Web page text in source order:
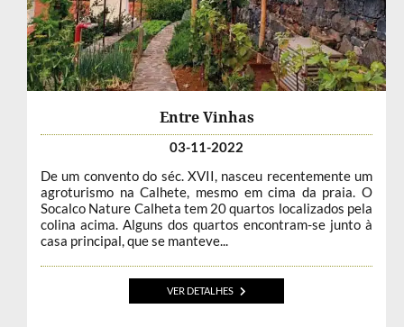
Entre Vinhas
03-11-2022
De um convento do séc. XVII, nasceu recentemente um
agroturismo na Calhete, mesmo em cima da praia. O
Socalco Nature Calheta tem 20 quartos localizados pela
colina acima. Alguns dos quartos encontram-se junto à
casa principal, que se manteve...
VER DETALHES